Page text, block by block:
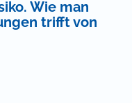
Wie man
trifft von